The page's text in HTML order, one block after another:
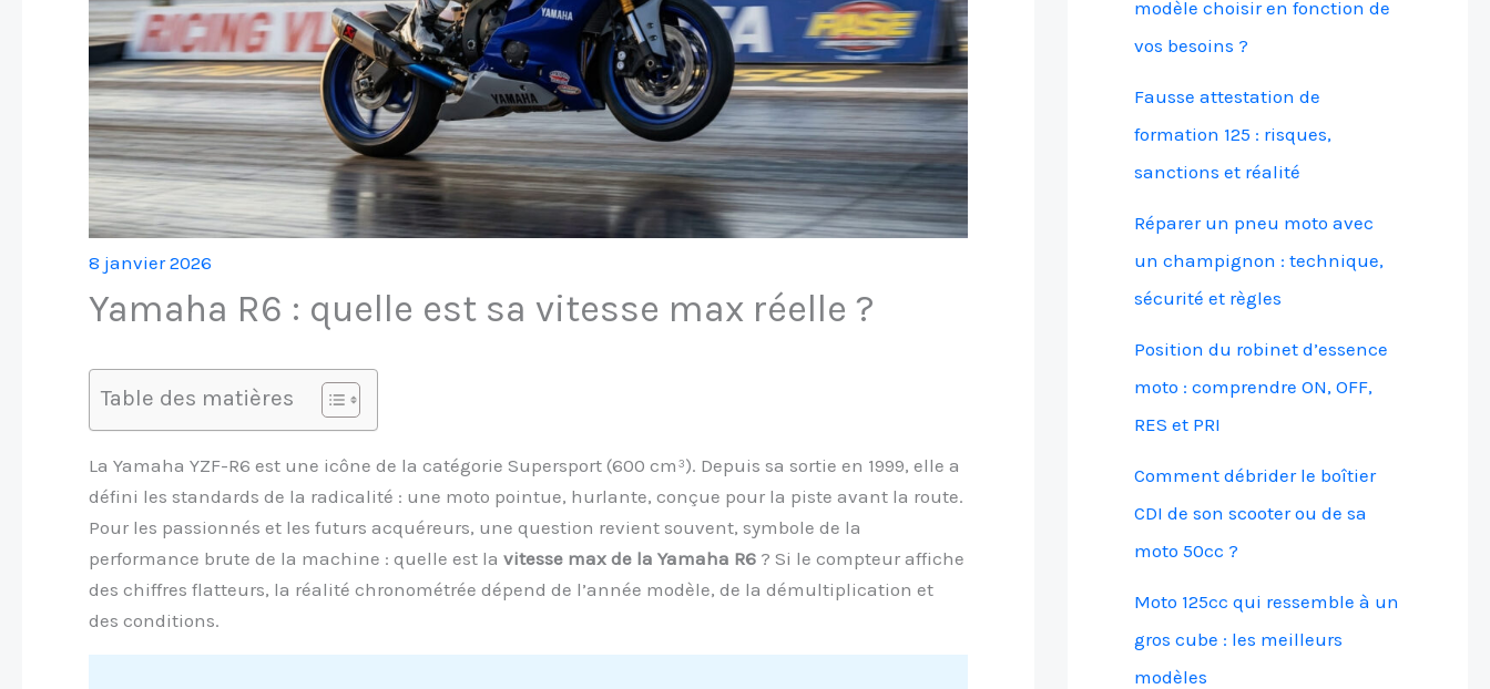
8 janvier 2026
Yamaha R6 : quelle est sa vitesse max réelle ?
Table des matières
La Yamaha YZF-R6 est une icône de la catégorie Supersport (600 cm³). Depuis sa sortie en 1999, elle a
défini les standards de la radicalité : une moto pointue, hurlante, conçue pour la piste avant la route.
Pour les passionnés et les futurs acquéreurs, une question revient souvent, symbole de la
performance brute de la machine : quelle est la vitesse max de la Yamaha R6 ? Si le compteur affiche
des chiffres flatteurs, la réalité chronométrée dépend de l’année modèle, de la démultiplication et
des conditions.
modèle choisir en fonction de
vos besoins ?
Fausse attestation de
formation 125 : risques,
sanctions et réalité
Réparer un pneu moto avec
un champignon : technique,
sécurité et règles
Position du robinet d’essence
moto : comprendre ON, OFF,
RES et PRI
Comment débrider le boîtier
CDI de son scooter ou de sa
moto 50cc ?
Moto 125cc qui ressemble à un
gros cube : les meilleurs
modèles